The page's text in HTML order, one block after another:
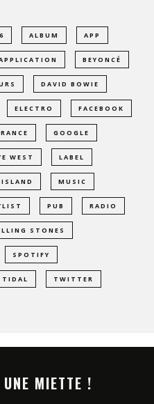
ALBUM APP
BEYONCÉ
DAVID BOWIE
ELECTRO FACEBOOK
GOOGLE
WEST LABEL
MUSIC
PUB RADIO
STONES
SPOTIFY
TIDAL TWITTER
MIETTE !